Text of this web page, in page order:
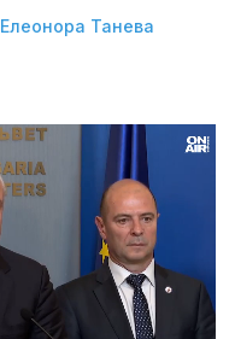
Елеонора Танева